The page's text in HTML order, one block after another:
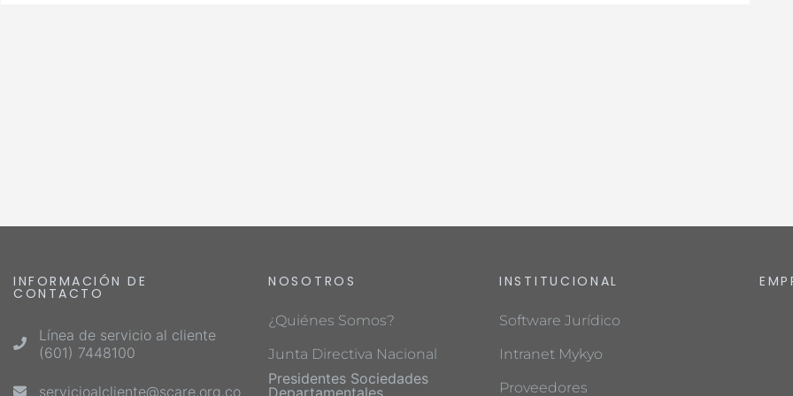
INFORMACIÓN DE
CONTACTO
Línea de servicio al cliente
(601) 7448100
servicioalcliente@scare.org.co
NOSOTROS
¿Quiénes Somos?
Junta Directiva Nacional
Presidentes Sociedades
Departamentales
INSTITUCIONAL
Software Jurídico
Intranet Mykyo
Proveedores